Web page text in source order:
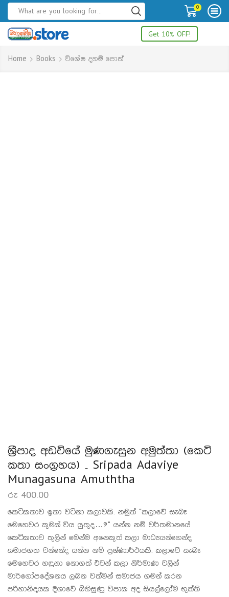
0
Get 10% OFF!
Home Books විශේෂ දහම් පොත්
ශ්‍රීපාද අඩවියේ මුණගැසුන අමුත්තා (කෙටි
කතා සංග්‍රහය) – Sripada Adaviye
Munagasuna Amuththa
රු 400.00
කෙටිකතාව ඉතා වටිනා කලාවකි. නමුත් “කලාවේ සැබෑ
මෙහෙවර කුමක් විය යුතුද…?” යන්න නම් වර්තමානයේ
කෙටිකතාව තුලින් මෙන්ම අනෙකුත් කලා මාධ්‍යයන්ගෙන්ද
සමාජගත වන්නේද යන්න නම් ප්‍රශ්ණාර්ථයකි. කලාවේ සැබෑ
මෙහෙවර හඳුනා නොගත් එවන් කලා නිර්මාණ වලින්
මාර්ගෝපදේශනය ලබන වත්මන් සමාජය ගමන් කරන
පරිහානිදායක දිශාවේ බිහිසුණු විපාක අද සියල්ලෝම භුක්ති